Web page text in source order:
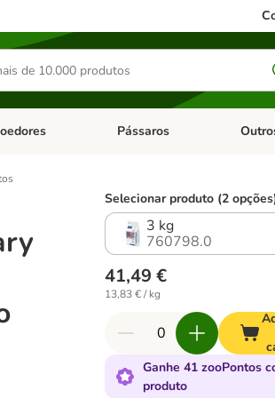
menu de categoria: Antiparasitários
Abrir menu de categoria:
Pássaros Abrir
Selecionar produto (2
3 kg
760798.0
41,49 €
13,83 € / kg
Ganhe 41 zooPontos
produto